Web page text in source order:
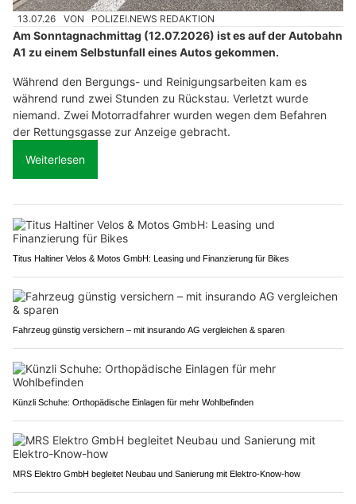
13.07.26 VON POLIZEI.NEWS REDAKTION
Am Sonntagnachmittag (12.07.2026) ist es auf der Autobahn
A1 zu einem Selbstunfall eines Autos gekommen.
Während den Bergungs- und Reinigungsarbeiten kam es
während rund zwei Stunden zu Rückstau. Verletzt wurde
niemand. Zwei Motorradfahrer wurden wegen dem Befahren
der Rettungsgasse zur Anzeige gebracht.
Weiterlesen
Titus Haltiner Velos & Motos GmbH: Leasing und Finanzierung für Bikes
Fahrzeug günstig versichern – mit insurando AG vergleichen & sparen
Künzli Schuhe: Orthopädische Einlagen für mehr Wohlbefinden
MRS Elektro GmbH begleitet Neubau und Sanierung mit Elektro-Know-how